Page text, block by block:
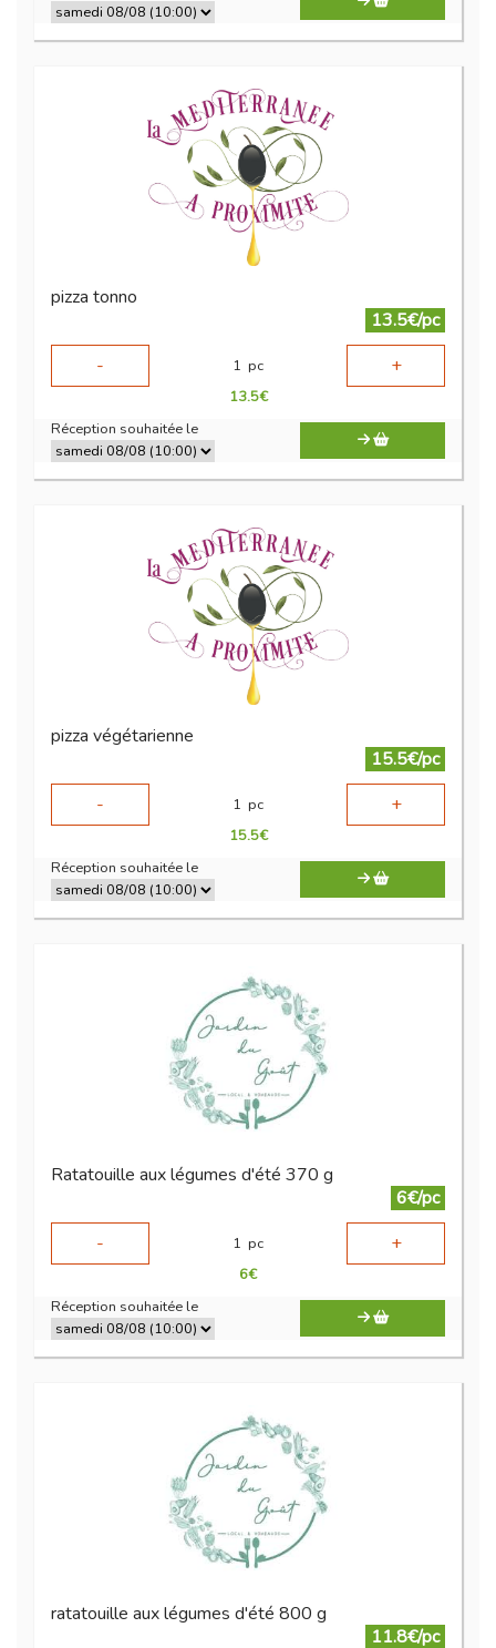
pizza tonno
13.5€/pc
-
1 pc +
13.5€
Réception souhaitée le
pizza végétarienne
15.5€/pc
-
1 pc +
15.5€
Réception souhaitée le
Ratatouille aux légumes d'été 370 g
6€/pc
-
1 pc +
6€
Réception souhaitée le
ratatouille aux légumes d'été 800 g
11.8€/pc